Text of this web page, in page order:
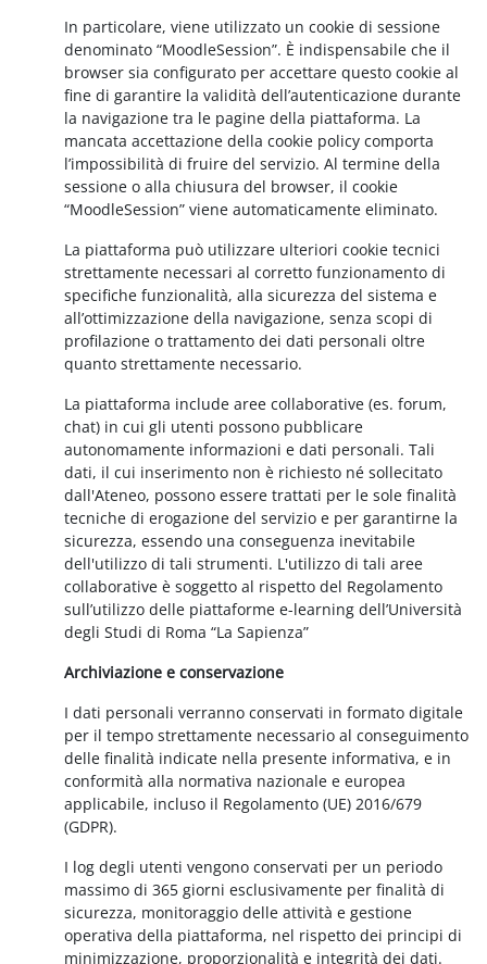
In particolare, viene utilizzato un cookie di sessione
denominato “MoodleSession”. È indispensabile che il
browser sia configurato per accettare questo cookie al
fine di garantire la validità dell’autenticazione durante
la navigazione tra le pagine della piattaforma. La
mancata accettazione della cookie policy comporta
l’impossibilità di fruire del servizio. Al termine della
sessione o alla chiusura del browser, il cookie
“MoodleSession” viene automaticamente eliminato.
La piattaforma può utilizzare ulteriori cookie tecnici
strettamente necessari al corretto funzionamento di
specifiche funzionalità, alla sicurezza del sistema e
all’ottimizzazione della navigazione, senza scopi di
profilazione o trattamento dei dati personali oltre
quanto strettamente necessario.
La piattaforma include aree collaborative (es. forum,
chat) in cui gli utenti possono pubblicare
autonomamente informazioni e dati personali. Tali
dati, il cui inserimento non è richiesto né sollecitato
dall'Ateneo, possono essere trattati per le sole finalità
tecniche di erogazione del servizio e per garantirne la
sicurezza, essendo una conseguenza inevitabile
dell'utilizzo di tali strumenti. L'utilizzo di tali aree
collaborative è soggetto al rispetto del Regolamento
sull’utilizzo delle piattaforme e-learning dell’Università
degli Studi di Roma “La Sapienza”
Archiviazione e conservazione
I dati personali verranno conservati in formato digitale
per il tempo strettamente necessario al conseguimento
delle finalità indicate nella presente informativa, e in
conformità alla normativa nazionale e europea
applicabile, incluso il Regolamento (UE) 2016/679
(GDPR).
I log degli utenti vengono conservati per un periodo
massimo di 365 giorni esclusivamente per finalità di
sicurezza, monitoraggio delle attività e gestione
operativa della piattaforma, nel rispetto dei principi di
minimizzazione, proporzionalità e integrità dei dati.